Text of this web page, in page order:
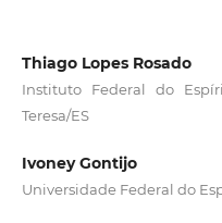
Thiago Lopes Rosado
Instituto Federal do
Teresa/ES
Ivoney Gontijo
Universidade Federal do